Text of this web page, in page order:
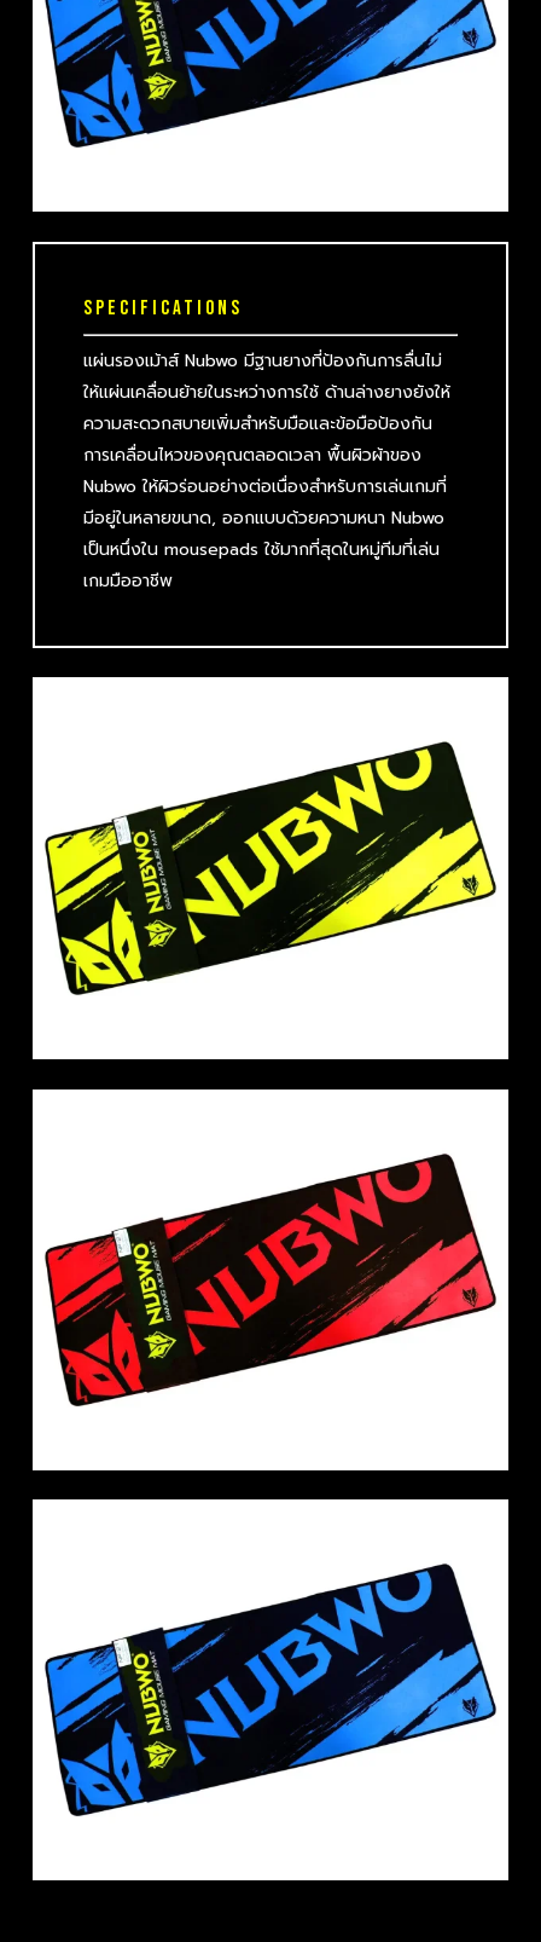
SPECIFICATIONS
แผ่นรองเม้าส์ Nubwo มีฐานยางที่ป้องกันการลื่นไม่
ให้แผ่นเคลื่อนย้ายในระหว่างการใช้ ด้านล่างยางยังให้
ความสะดวกสบายเพิ่มสำหรับมือและข้อมือป้องกัน
การเคลื่อนไหวของคุณตลอดเวลา พื้นผิวผ้าของ
Nubwo ให้ผิวร่อนอย่างต่อเนื่องสำหรับการเล่นเกมที่
มีอยู่ในหลายขนาด, ออกแบบด้วยความหนา Nubwo
เป็นหนึ่งใน mousepads ใช้มากที่สุดในหมู่ทีมที่เล่น
เกมมืออาชีพ